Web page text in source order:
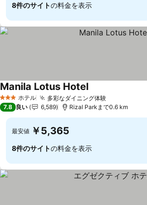
8件のサイトの料金を表示
3 ホテルのランク
ホテル 多彩なダイニング体験
Manila Lotus Hotel
7.8 良い 6,589 Rizal Parkまで0.6 km
最安値 ￥5,365
8件のサイトの料金を表示